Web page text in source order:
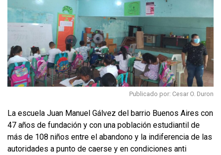
Publicado por: Cesar O. Duron
La escuela Juan Manuel Gálvez del barrio Buenos Aires con
47 años de fundación y con una población estudiantil de
más de 108 niños entre el abandono y la indiferencia de las
autoridades a punto de caerse y en condiciones anti